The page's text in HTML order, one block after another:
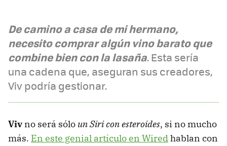
De camino a casa de mi hermano,
necesito comprar algún vino barato que
combine bien con la lasaña. Esta sería
una cadena que, aseguran sus creadores,
Viv podría gestionar.
Viv no será sólo un Siri con esteroides, si no mucho
más. En este genial artículo en Wiredhablan con